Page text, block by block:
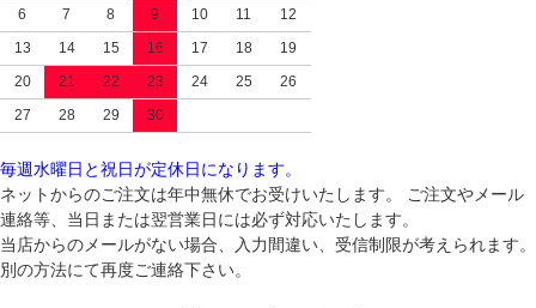
6
7 8 9 10 11
12
13
14 15 16 17 18
19
20
21 22 23 24 25
26
27
28 29 30
毎週水曜日と祝日が定休日になります。
ネットからのご注文は年中無休でお受けいたします。 ご注文やメール
連絡等、当日または翌営業日には必ず対応いたします。
当店からのメールがない場合、入力間違い、受信制限が考えられます。
別の方法にて再度ご連絡下さい。